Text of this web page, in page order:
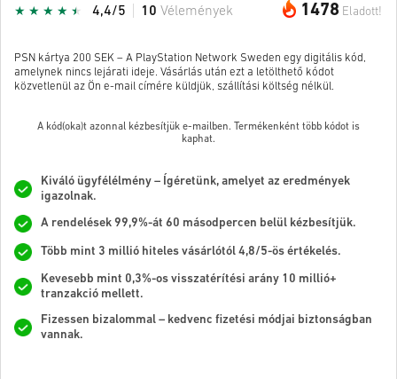
1478 Eladott!
4,4/5 10 Vélemények
PSN kártya 200 SEK – A PlayStation Network Sweden egy digitális kód,
amelynek nincs lejárati ideje. Vásárlás után ezt a letölthető kódot
közvetlenül az Ön e-mail címére küldjük, szállítási költség nélkül.
A kód(oka)t azonnal kézbesítjük e-mailben. Termékenként több kódot is
kaphat.
Kiváló ügyfélélmény – Ígéretünk, amelyet az eredmények
igazolnak.
A rendelések 99,9%-át 60 másodpercen belül kézbesítjük.
Több mint 3 millió hiteles vásárlótól 4,8/5-ös értékelés.
Kevesebb mint 0,3%-os visszatérítési arány 10 millió+
tranzakció mellett.
Fizessen bizalommal – kedvenc fizetési módjai biztonságban
vannak.